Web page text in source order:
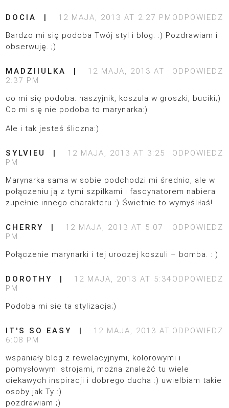
ODPOWIEDZ
DOCIA
12 MAJA, 2013 AT 2:27 PM
Bardzo mi się podoba Twój styl i blog. :) Pozdrawiam i
obserwuję. ;)
ODPOWIEDZ
MADZIIULKA
12 MAJA, 2013 AT
2:37 PM
co mi się podoba: naszyjnik, koszula w groszki, buciki;)
Co mi się nie podoba to marynarka:)
Ale i tak jesteś śliczna:)
ODPOWIEDZ
SYLVIEU
12 MAJA, 2013 AT 3:25
PM
Marynarka sama w sobie podchodzi mi średnio, ale w
połączeniu ją z tymi szpilkami i fascynatorem nabiera
zupełnie innego charakteru :) Świetnie to wymyśliłaś!
ODPOWIEDZ
CHERRY
12 MAJA, 2013 AT 5:07
PM
Połączenie marynarki i tej uroczej koszuli – bomba. : )
ODPOWIEDZ
DOROTHY
12 MAJA, 2013 AT 5:34
PM
Podoba mi się ta stylizacja;)
ODPOWIEDZ
IT'S SO EASY
12 MAJA, 2013 AT
6:08 PM
wspaniały blog z rewelacyjnymi, kolorowymi i
pomysłowymi strojami, można znaleźć tu wiele
ciekawych inspiracji i dobrego ducha :) uwielbiam takie
osoby jak Ty :)
pozdrawiam ;)